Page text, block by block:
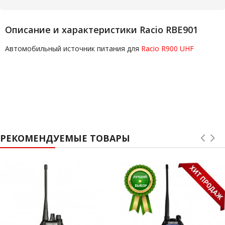
Описание и характеристики Racio RBE901
Автомобильный источник питания для Racio R900 UHF
РЕКОМЕНДУЕМЫЕ ТОВАРЫ